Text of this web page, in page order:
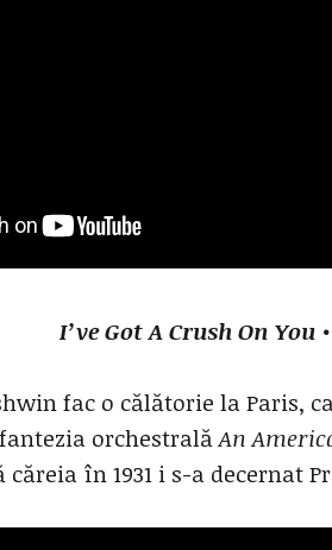
I’ve Got A Crush On You
fac o călătorie la Paris,
orchestralăAn
în 1931 i s-a decernat